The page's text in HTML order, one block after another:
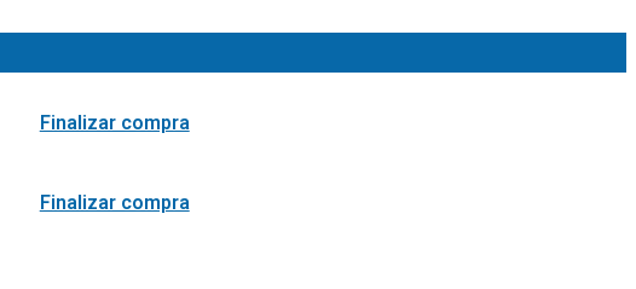
Finalizar compra
Finalizar compra